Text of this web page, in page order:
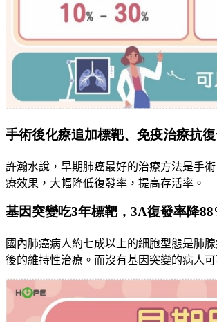
手術後化療追加標靶、免疫治療抗
許瀚水說，早期肺癌最好的治療方法是手
療效果 ， 大幅降低復發率，提高存活率。
基因突變吃3年標靶，3A復發率降
國內肺癌病人約七成以上的細胞型態是肺
後的維持性治療 。 而沒有基因突變的病人可